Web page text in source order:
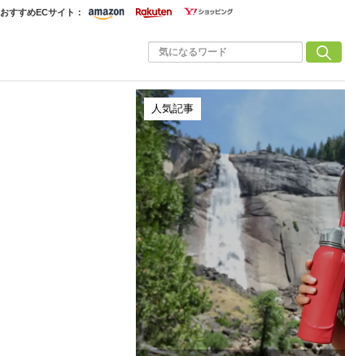
おすすめECサイト：
人気記事